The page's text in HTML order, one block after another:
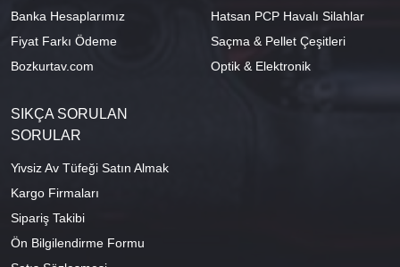
Banka Hesaplarımız
Fiyat Farkı Ödeme
Bozkurtav.com
Hatsan PCP Havalı Silahlar
Saçma & Pellet Çeşitleri
Optik & Elektronik
SIKÇA SORULAN
SORULAR
Yivsiz Av Tüfeği Satın Almak
Kargo Firmaları
Sipariş Takibi
Ön Bilgilendirme Formu